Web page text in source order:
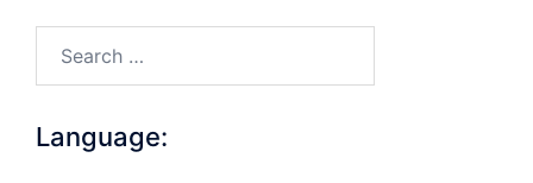
Language: